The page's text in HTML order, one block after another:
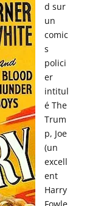
d sur
un
comic
s
polici
er
intitul
é The
Trum
p, Joe
(un
excell
ent
Harry